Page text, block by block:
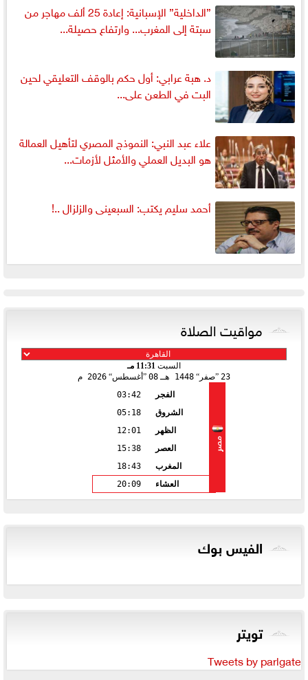
”الداخلية” الإسبانية: إعادة 25 ألف مهاجر من
سبتة إلى المغرب... وارتفاع حصيلة...
د. هبة عرابي: أول حكم بالوقف التعليقي لحين
البت في الطعن على...
علاء عبد النبي: النموذج المصري لتأهيل العمالة
هو البديل العملي والأمثل لأزمات...
أحمد سليم يكتب: السبعينى والزلزال ..!
مواقيت الصلاة
السبت 11:31 مـ
23 صفر 1448 هـ 08 أغسطس 2026 م
مصر
الفجر
03:42
الشروق
05:18
الظهر
12:01
العصر
15:38
المغرب
18:43
العشاء
20:09
الفيس بوك
تويتر
Tweets by parlgate